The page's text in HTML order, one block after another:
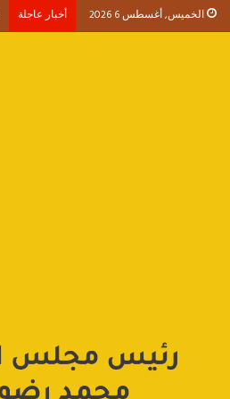
الخميس, أغسطس 6 2026 أخبار عاجلة